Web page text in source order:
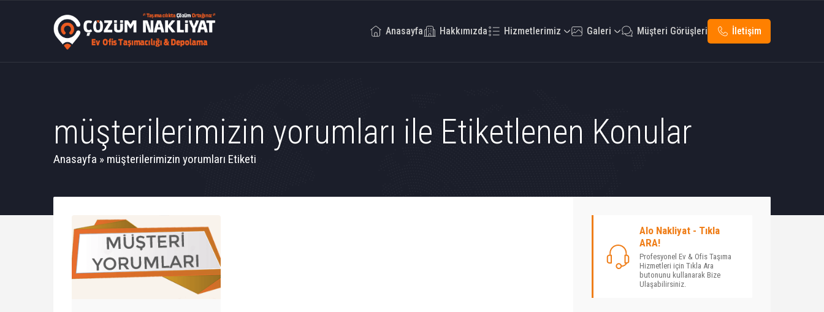
Anasayfa Hakkımızda Hizmetlerimiz Galeri Müşteri Görüşleri İletişim
müşterilerimizin yorumları ile Etiketlenen Konular
Anasayfa » müşterilerimizin yorumları Etiketi
Alo Nakliyat - Tıkla
ARA!
Profesyonel Ev & Ofis Taşıma
Hizmetleri için Tıkla Ara
butonunu kullanarak Bize
Ulaşabilirsiniz.